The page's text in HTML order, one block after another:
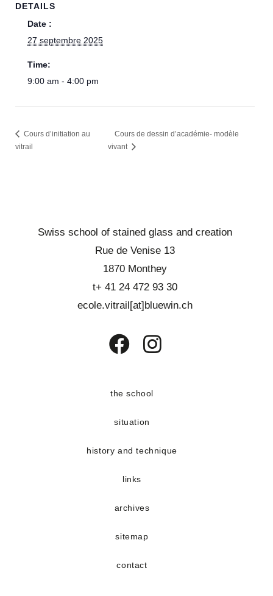
DETAILS
Date :
27 septembre 2025
Time:
9:00 am - 4:00 pm
Cours d’initiation au
vitrail
Cours de dessin d’académie- modèle
vivant
Swiss school of stained glass and creation
Rue de Venise 13
1870 Monthey
t+ 41 24 472 93 30
ecole.vitrail[at]bluewin.ch
a
tab
a
the school
situation
history and technique
links
archives
sitemap
contact